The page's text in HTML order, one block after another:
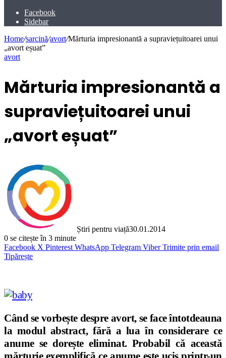
Facebook
Sidebar
Home/sarcină/avort/Mărturia impresionantă a supraviețuitoarei unui
„avort eșuat”
avort
Mărturia impresionantă a
supraviețuitoarei unui
„avort eșuat”
Știri pentru viață30.01.2014
0 se citește în 3 minute
Facebook X Pinterest WhatsApp Telegram Viber Trimite prin email
Tipărește
Când se vorbește despre avort, se face întotdeauna
la modul abstract, fără a lua în considerare ce
anume se dorește eliminat. Probabil că această